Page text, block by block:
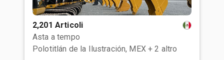
2,201 Articoli
Asta a tempo
Polotitlán de la Ilustración, MEX + 2 altro